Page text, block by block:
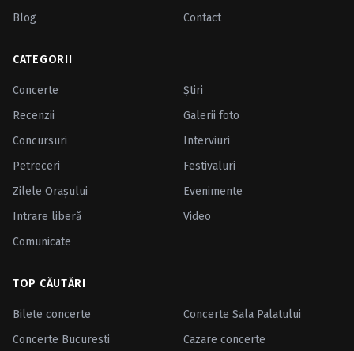
Blog
Contact
CATEGORII
Concerte
Ştiri
Recenzii
Galerii foto
Concursuri
Interviuri
Petreceri
Festivaluri
Zilele Oraşului
Evenimente
Intrare liberă
Video
Comunicate
TOP CĂUTĂRI
Bilete concerte
Concerte Sala Palatului
Concerte Bucuresti
Cazare concerte